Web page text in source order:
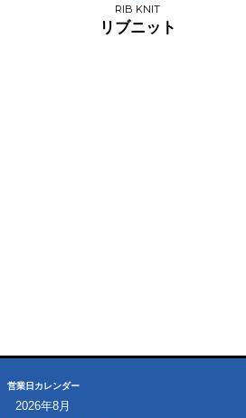
RIB KNIT
リブニット
営業日カレンダー
2026年8月